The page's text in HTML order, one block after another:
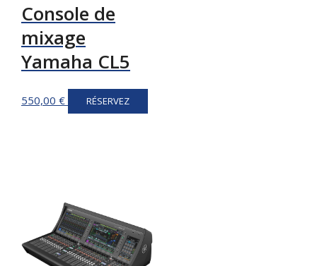
Console de
mixage
Yamaha CL5
550,00 € RÉSERVEZ